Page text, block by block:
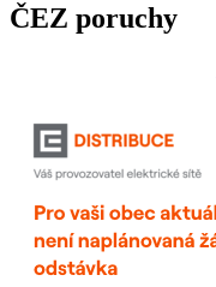
ČEZ poruchy